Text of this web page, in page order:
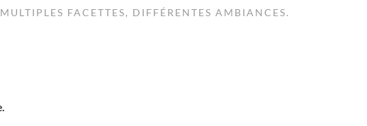
FACETTES, DIFFÉRENTES AMBIANCES.